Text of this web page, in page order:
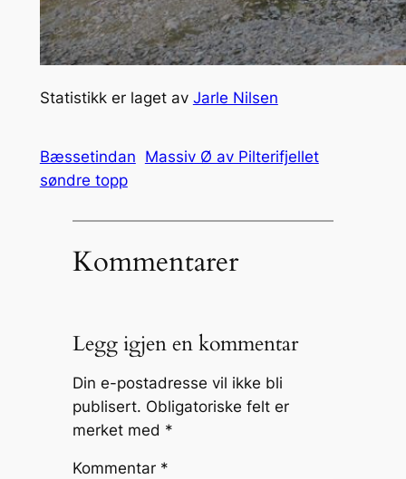
Statistikk er laget av Jarle Nilsen
Bæssetindan Massiv Ø av Pilterifjellet
søndre topp
Kommentarer
Legg igjen en kommentar
Din e-postadresse vil ikke bli
publisert. Obligatoriske felt er
merket med *
Kommentar *